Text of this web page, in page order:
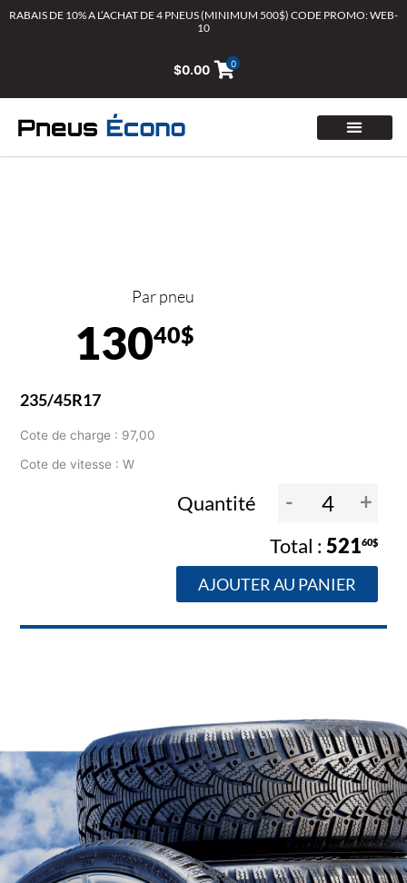
AllerRABAIS DE 10% A L’ACHAT DE 4 PNEUS (MINIMUM 500$) CODE PROMO: WEB-
10
$0.00 0
Par pneu
13040$
235/45R17
Cote de charge : 97,00
Cote de vitesse : W
Quantité - +
52160$
AJOUTER AU PANIER